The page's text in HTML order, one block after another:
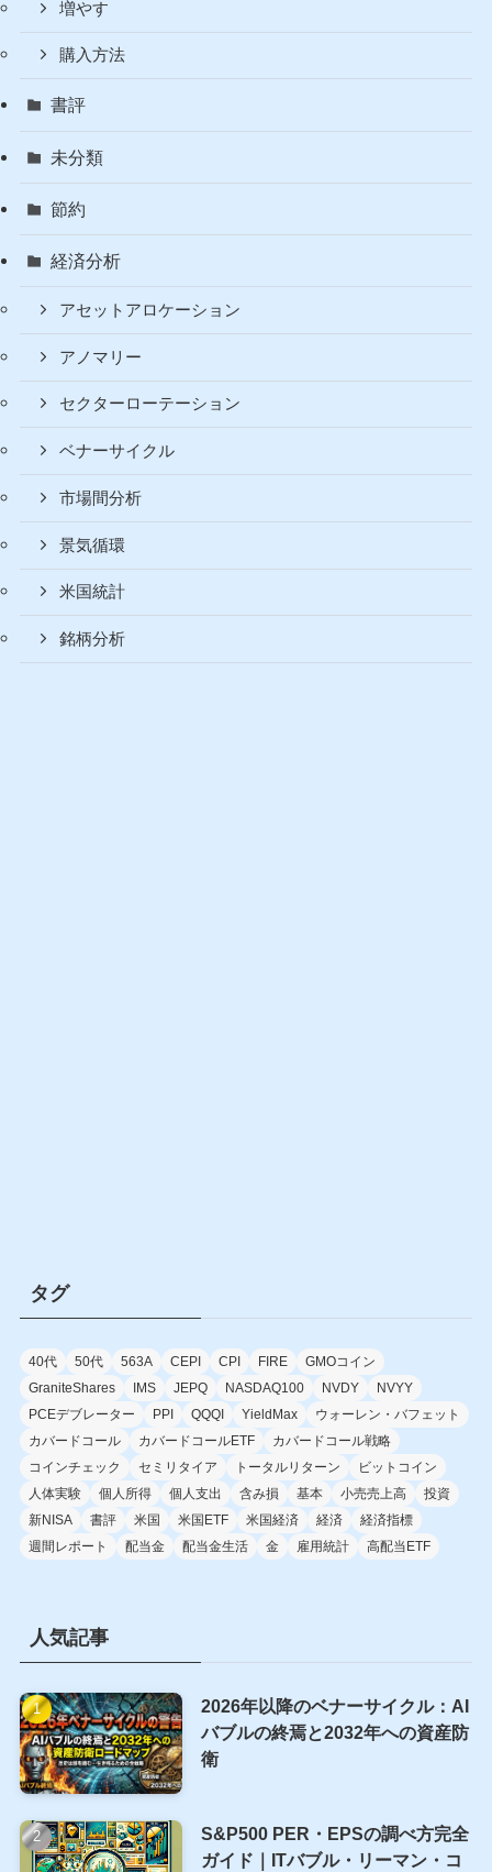
増やす
購入方法
書評
未分類
節約
経済分析
アセットアロケーション
アノマリー
セクターローテーション
ベナーサイクル
市場間分析
景気循環
米国統計
銘柄分析
タグ
40代 50代 563A CEPI CPI FIRE
GMOコイン
GraniteShares
IMS JEPQ NASDAQ100 NVDY
NVYY
PCEデブレーター
PPI QQQI YieldMax
ウォーレン・バフェット
カバードコール
カバードコールETF
カバードコール戦略
コインチェック
セミリタイア トータルリターン
ビットコイン
人体実験
個人所得 個人支出 含み損 基本 小売売上高
投資
新NISA
書評 米国 米国ETF 米国経済 経済
経済指標
週間レポート
配当金 配当金生活 金 雇用統計 高配当ETF
人気記事
2026年以降のベナーサイクル：AI
バブルの終焉と2032年への資産防
衛
S&P500 PER・EPSの調べ方完全
ガイド｜ITバブル・リーマン・コ